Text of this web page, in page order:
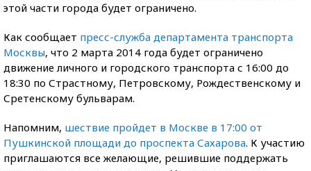
этой части города будет ограничено.
Как сообщает пресс-служба департамента транспорта
Москвы, что 2 марта 2014 года будет ограничено
движение личного и городского транспорта с 16:00 до
18:30 по Страстному, Петровскому, Рождественскому и
Сретенскому бульварам.
Напомним, шествие пройдет в Москве в 17:00 от
Пушкинской площади до проспекта Сахарова. К участию
приглашаются все желающие, решившие поддержать